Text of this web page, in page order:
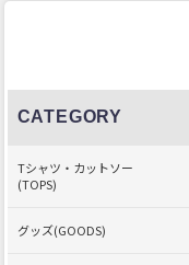
CATEGORY
Tシャツ・カットソー
(TOPS)
グッズ(GOODS)